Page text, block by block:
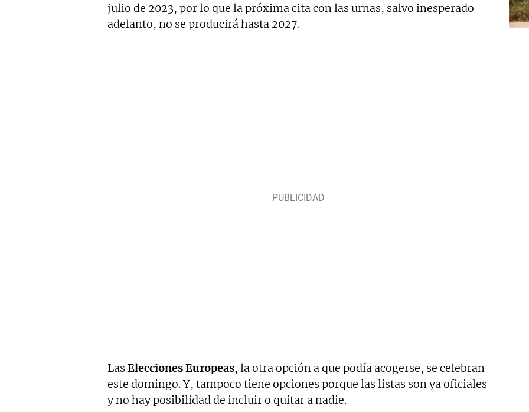
julio de 2023, por lo que la próxima cita con las urnas, salvo inesperado
adelanto, no se producirá hasta 2027.
Las Elecciones Europeas, la otra opción a que podía acogerse, se celebran
este domingo. Y, tampoco tiene opciones porque las listas son ya oficiales
y no hay posibilidad de incluir o quitar a nadie.